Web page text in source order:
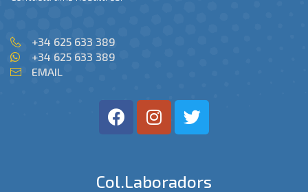
+34 625 633 389
+34 625 633 389
EMAIL
Col.laboradors